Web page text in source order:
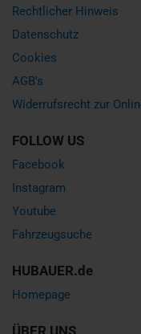
Rechtlicher Hinweis
Datenschutz
Cookies
AGB's
Widerrufsrecht zur
FOLLOW US
Facebook
Instagram
Youtube
Fahrzeugsuche
HUBAUER.de
Homepage
ÜBER UNS